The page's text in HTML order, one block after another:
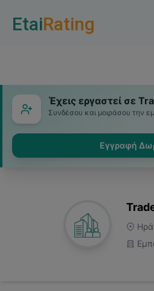
EtaiRating
Έχεις εργαστεί σε
Συνδέσου και μοιράσου την
Εγγραφή